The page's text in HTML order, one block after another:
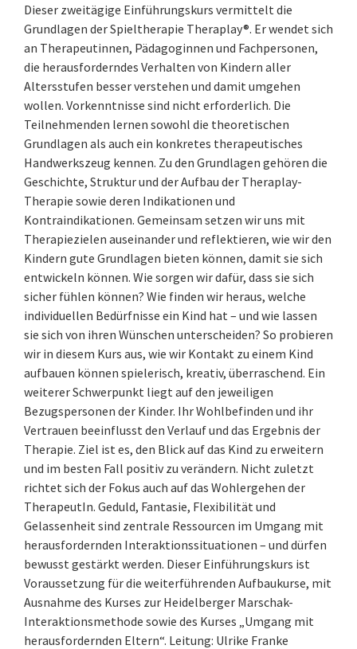
Dieser zweitägige Einführungskurs vermittelt die
Grundlagen der Spieltherapie Theraplay®. Er wendet sich
an Therapeutinnen, Pädagoginnen und Fachpersonen,
die herausforderndes Verhalten von Kindern aller
Altersstufen besser verstehen und damit umgehen
wollen. Vorkenntnisse sind nicht erforderlich. Die
Teilnehmenden lernen sowohl die theoretischen
Grundlagen als auch ein konkretes therapeutisches
Handwerkszeug kennen. Zu den Grundlagen gehören die
Geschichte, Struktur und der Aufbau der Theraplay-
Therapie sowie deren Indikationen und
Kontraindikationen. Gemeinsam setzen wir uns mit
Therapiezielen auseinander und reflektieren, wie wir den
Kindern gute Grundlagen bieten können, damit sie sich
entwickeln können. Wie sorgen wir dafür, dass sie sich
sicher fühlen können? Wie finden wir heraus, welche
individuellen Bedürfnisse ein Kind hat – und wie lassen
sie sich von ihren Wünschen unterscheiden? So probieren
wir in diesem Kurs aus, wie wir Kontakt zu einem Kind
aufbauen können spielerisch, kreativ, überraschend. Ein
weiterer Schwerpunkt liegt auf den jeweiligen
Bezugspersonen der Kinder. Ihr Wohlbefinden und ihr
Vertrauen beeinflusst den Verlauf und das Ergebnis der
Therapie. Ziel ist es, den Blick auf das Kind zu erweitern
und im besten Fall positiv zu verändern. Nicht zuletzt
richtet sich der Fokus auch auf das Wohlergehen der
TherapeutIn. Geduld, Fantasie, Flexibilität und
Gelassenheit sind zentrale Ressourcen im Umgang mit
herausfordernden Interaktionssituationen – und dürfen
bewusst gestärkt werden. Dieser Einführungskurs ist
Voraussetzung für die weiterführenden Aufbaukurse, mit
Ausnahme des Kurses zur Heidelberger Marschak-
Interaktionsmethode sowie des Kurses „Umgang mit
herausfordernden Eltern“. Leitung: Ulrike Franke